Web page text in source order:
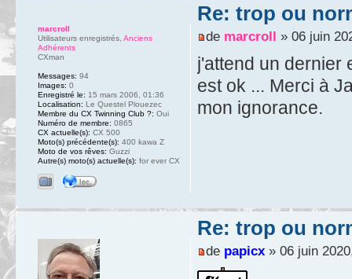
Re: trop ou
de marcroll » 06 juin
j'attend un dernier
est ok ... Merci à
mon ignorance.
marcroll
Utilisateurs enregistrés Anciens
Adhérents
CXman
Messages: 94
Images: 0
Enregistré le: 15 mars 2006, 01:36
Localisation: Le Questel Plouezec
Membre du CX Twinning Club ?: Oui
Numéro de membre: 0865
CX actuelle(s): CX 500
Moto(s) précédente(s): 400 kawa Z
Moto de vos rêves: Guzzi
Autre(s) moto(s) actuelle(s): for ever CX
Re: trop ou
de papicx» 06 juin